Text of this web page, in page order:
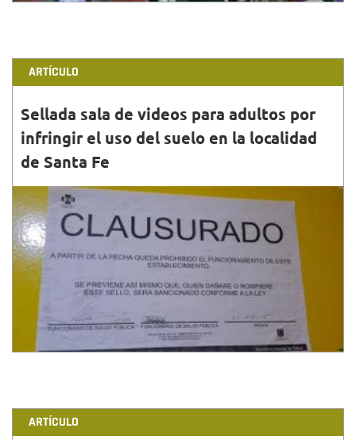
ARTÍCULO
Sellada sala de videos para adultos por
infringir el uso del suelo en la localidad
de Santa Fe
31•MAYO•2015
En operativos de control al funcionamiento de salas
y cabinas de videos para adultos, realizados por la
Alcaldía Local de Santa Fe, el Hospital Centro O...
ARTÍCULO